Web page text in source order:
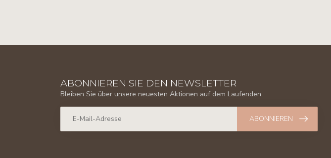
ABONNIEREN SIE DEN NEWSLETTER
Bleiben Sie über unsere neuesten Aktionen auf dem Laufenden.
ABONNIEREN